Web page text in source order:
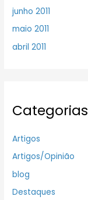
junho 2011
maio 2011
abril 2011
Categorias
Artigos
Artigos/Opinião
blog
Destaques